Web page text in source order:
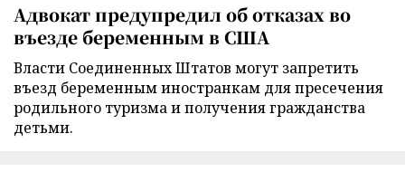
Адвокат предупредил об отказах во
въезде беременным в США
Власти Соединенных Штатов могут запретить
въезд беременным иностранкам для пресечения
родильного туризма и получения гражданства
детьми.